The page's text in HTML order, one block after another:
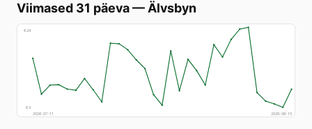
Viimased 31 päeva— Älvsbyn
€24
€3
2026-07-11
2026-08-10